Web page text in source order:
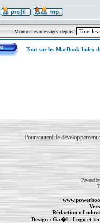
Montrer les messages depuis:
Tout sur les MacBook Index
Pour soutenir le développement
Powered
Rédaction :
Design :Ga�l - Logo et